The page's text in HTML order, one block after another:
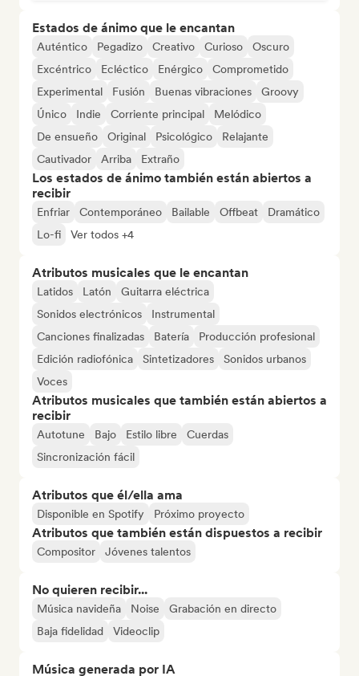
Estados de ánimo que le encantan
Auténtico Pegadizo Creativo Curioso
Oscuro
Excéntrico
Ecléctico Enérgico
Comprometido
Experimental
Fusión Buenas vibraciones
Groovy
Único
Indie Corriente principal
Melódico
De ensueño
Original Psicológico
Relajante
Cautivador
Arriba Extraño
Los estados de ánimo también están abiertos a
recibir
Enfriar Contemporáneo Bailable Offbeat
Dramático
Lo-fi
Ver todos +4
Atributos musicales que le encantan
Latidos Latón
Guitarra eléctrica
Sonidos electrónicos
Instrumental
Canciones finalizadas
Batería
Producción profesional
Edición radiofónica
Sintetizadores
Sonidos urbanos
Voces
Atributos musicales que también están abiertos a
recibir
Autotune Bajo Estilo libre
Cuerdas
Sincronización fácil
Atributos que él/ella ama
Disponible en Spotify Próximo proyecto
Atributos que también están dispuestos a recibir
Compositor Jóvenes talentos
No quieren recibir...
Música navideña Noise
Grabación en directo
Baja fidelidad
Videoclip
Música generada por IA